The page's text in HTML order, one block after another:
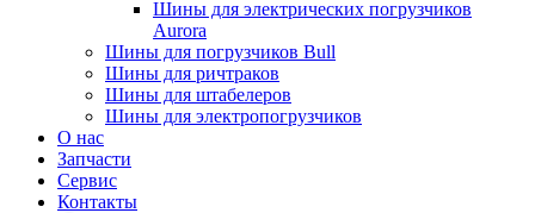
Шины для электрических погрузчиков
Aurora
Шины для погрузчиков Bull
Шины для ричтраков
Шины для штабелеров
Шины для электропогрузчиков
О нас
Запчасти
Сервис
Контакты